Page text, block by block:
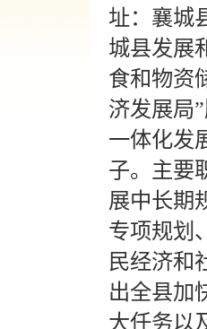
址：襄城
城县发展
食和物资
济发展局
一体化发
子。主要
展中长期
专项规划
民经济和
出全县加
大任务以